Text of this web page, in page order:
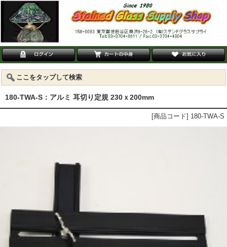
ここをタップして検索
180-TWA-S：アルミ 耳切り定規 230ｘ200mm
[商品コード] 180-TWA-S